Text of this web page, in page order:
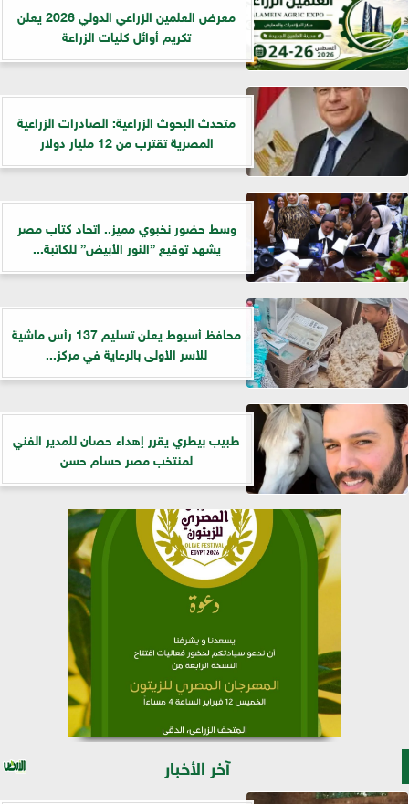
معرض العلمين الزراعي الدولي 2026 يعلن
تكريم أوائل كليات الزراعة
متحدث البحوث الزراعية: الصادرات الزراعية
المصرية تقترب من 12 مليار دولار
وسط حضور نخبوي مميز.. اتحاد كتاب مصر
يشهد توقيع ”النور الأبيض” للكاتبة...
محافظ أسيوط يعلن تسليم 137 رأس ماشية
للأسر الأولى بالرعاية في مركز...
طبيب بيطري يقرر إهداء حصان للمدير الفني
لمنتخب مصر حسام حسن
آخر الأخبار